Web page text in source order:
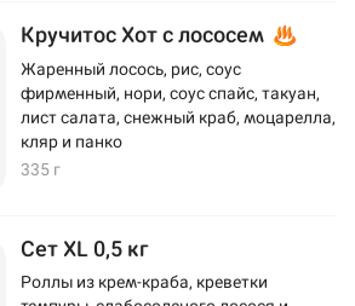
Кручитос Хот с лососем
Жаренный лосось, рис, соус
фирменный, нори, соус спайс, такуан,
лист салата, снежный краб, моцарелла,
кляр и панко
335 г
Сет XL 0,5 кг
Роллы из крем-краба, креветки